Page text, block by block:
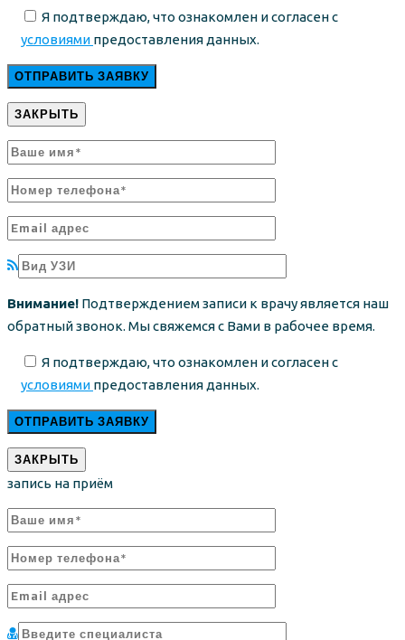
Я подтверждаю, что ознакомлен и согласен с
условиями предоставления данных.
ЗАКРЫТЬ
Внимание! Подтверждением записи к врачу является наш
обратный звонок. Мы свяжемся с Вами в рабочее время.
Я подтверждаю, что ознакомлен и согласен с
условиями предоставления данных.
ЗАКРЫТЬ
запись на приём